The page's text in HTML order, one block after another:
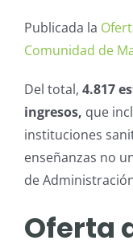
Publicada la
Comunidad de
Del total, 4.817
ingresos, que
instituciones
enseñanzas no
de
Oferta